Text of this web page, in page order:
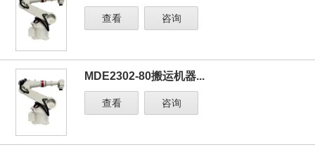
查看 咨询
MDE2302-80搬运机器...
查看 咨询